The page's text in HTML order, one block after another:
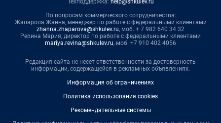
Техподдержка: help@shkulev.ru
По вопросам коммерческого сотрудничества:
Жапарова Жанна, менеджер по работе с федеральными клиентами
zhanna.zhaparova@shkulev.ru, моб. + 7 982 640 34 32
Ревина Мария, директор по работе с федеральными клиентами
mariya.revina@shkulev.ru, моб. +7 910 402 4056
Редакция сайта не несет ответственности за достоверность
информации, содержащейся в рекламных объявлениях.
Информация об ограничениях
Политика использования cookies
Рекомендательные системы